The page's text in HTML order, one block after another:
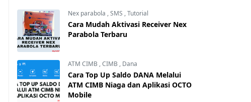
Nex parabola ,SMS ,Tutorial
Cara Mudah Aktivasi Receiver Nex
Parabola Terbaru
ATM CIMB ,CIMB , Dana
Cara Top Up Saldo DANA Melalui
ATM CIMB Niaga dan Aplikasi OCTO
Mobile